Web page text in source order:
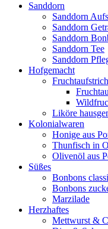
Sanddorn
Sanddorn
Sanddorn
Sanddorn
Sanddorn Tee
Sanddorn
Hofgemacht
Liköre
Kolonialwaren
Honige aus
Thunfisch in
Olivenöl aus
Süßes
Bonbons
Bonbons
Marzilade
Herzhaftes
Mettwurst &